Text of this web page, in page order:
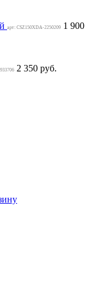
арт: CSZ150XDA-2250209 1 900
2 350 руб.